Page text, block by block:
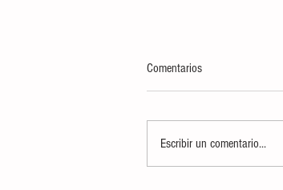
Comentarios
Escribir un comentario...